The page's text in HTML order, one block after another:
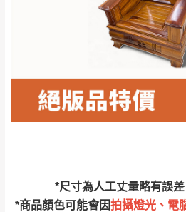
*尺寸為人工丈量略有誤
*商品顏色可能會因拍攝燈光、電
$ 9,000以上
運費
NT$500元
＊A108產品另收
NT$500元
＊A108產品另
服務，若需以吊車或其
費用將由買方自行支付
因大型傢俱有組裝、配
快速到貨商品，無法指
天在家等貨，以節省您
由於百貨公司配送較為
發票寄送：
若您選擇三聯式或索取兩聯式